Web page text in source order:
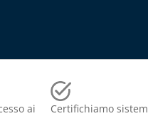
ai
Certifichiamo